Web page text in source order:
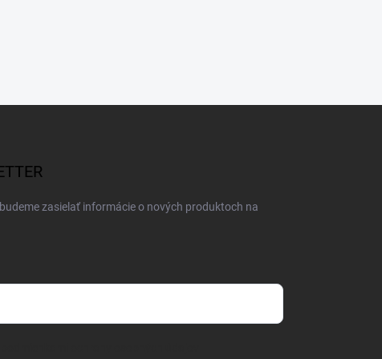
zasielať informácie o nových produktoch na